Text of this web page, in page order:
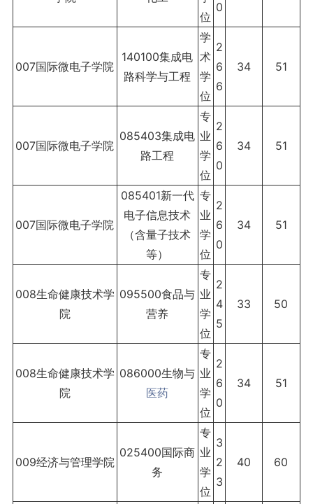
位
0
007国际微电子学院
140100集成电
路科学与工程
学
术
学
位
2
6
6
34 51
007国际微电子学院
085403集成电
路工程
专
业
学
位
2
6
0
34 51
007国际微电子学院
085401新一代
电子信息技术
（含量子技术
等）
专
业
学
位
2
6
0
34 51
008生命健康技术学
院
095500食品与
营养
专
业
学
位
2
4
5
33 50
008生命健康技术学
院
086000生物与
医药
专
业
学
位
2
6
0
34 51
009经济与管理学院
025400国际商
务
专
业
学
位
3
2
3
40 60